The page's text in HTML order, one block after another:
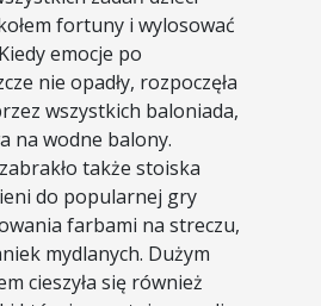
fortuny i wylosować
emocje po
nie opadły, rozpoczęła
wszystkich baloniada,
na wodne balony.
także stoiska
do popularnej gry
farbami na streczu,
mydlanych. Dużym
cieszyła się również